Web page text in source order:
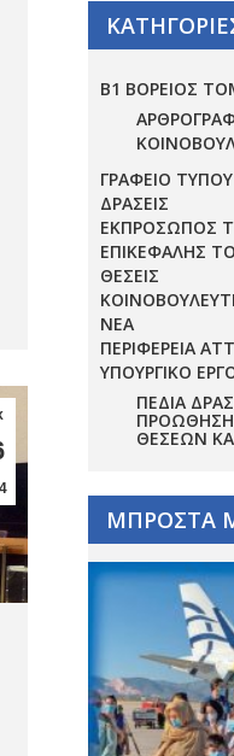
Β1 ΒΟΡΕΙΟΣ
ΓΡΑΦΕΙΟ ΤΥΠΟΥ
ΔΡΑΣΕΙΣ
ΕΚΠΡΟΣΩΠΟΣ
ΕΠΙΚΕΦΑΛΗΣ
ΘΕΣΕΙΣ
ΝΕΑ
ΠΕΡΙΦΕΡΕΙΑ
ΥΠΟΥΡΓΙΚΟ
ΠΕΔΊΑ
ΘΈΣΕΩΝ
ΜΠΡΟΣΤΑ